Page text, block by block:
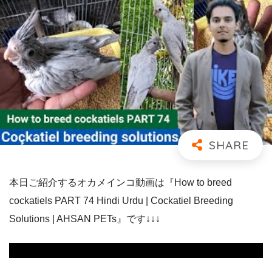
本日ご紹介するオカメインコ動画は『How to breed
cockatiels PART 74 Hindi Urdu | Cockatiel Breeding
Solutions | AHSAN PETs』です↓↓↓